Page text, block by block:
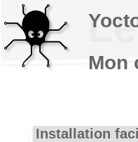
Installation
Mon